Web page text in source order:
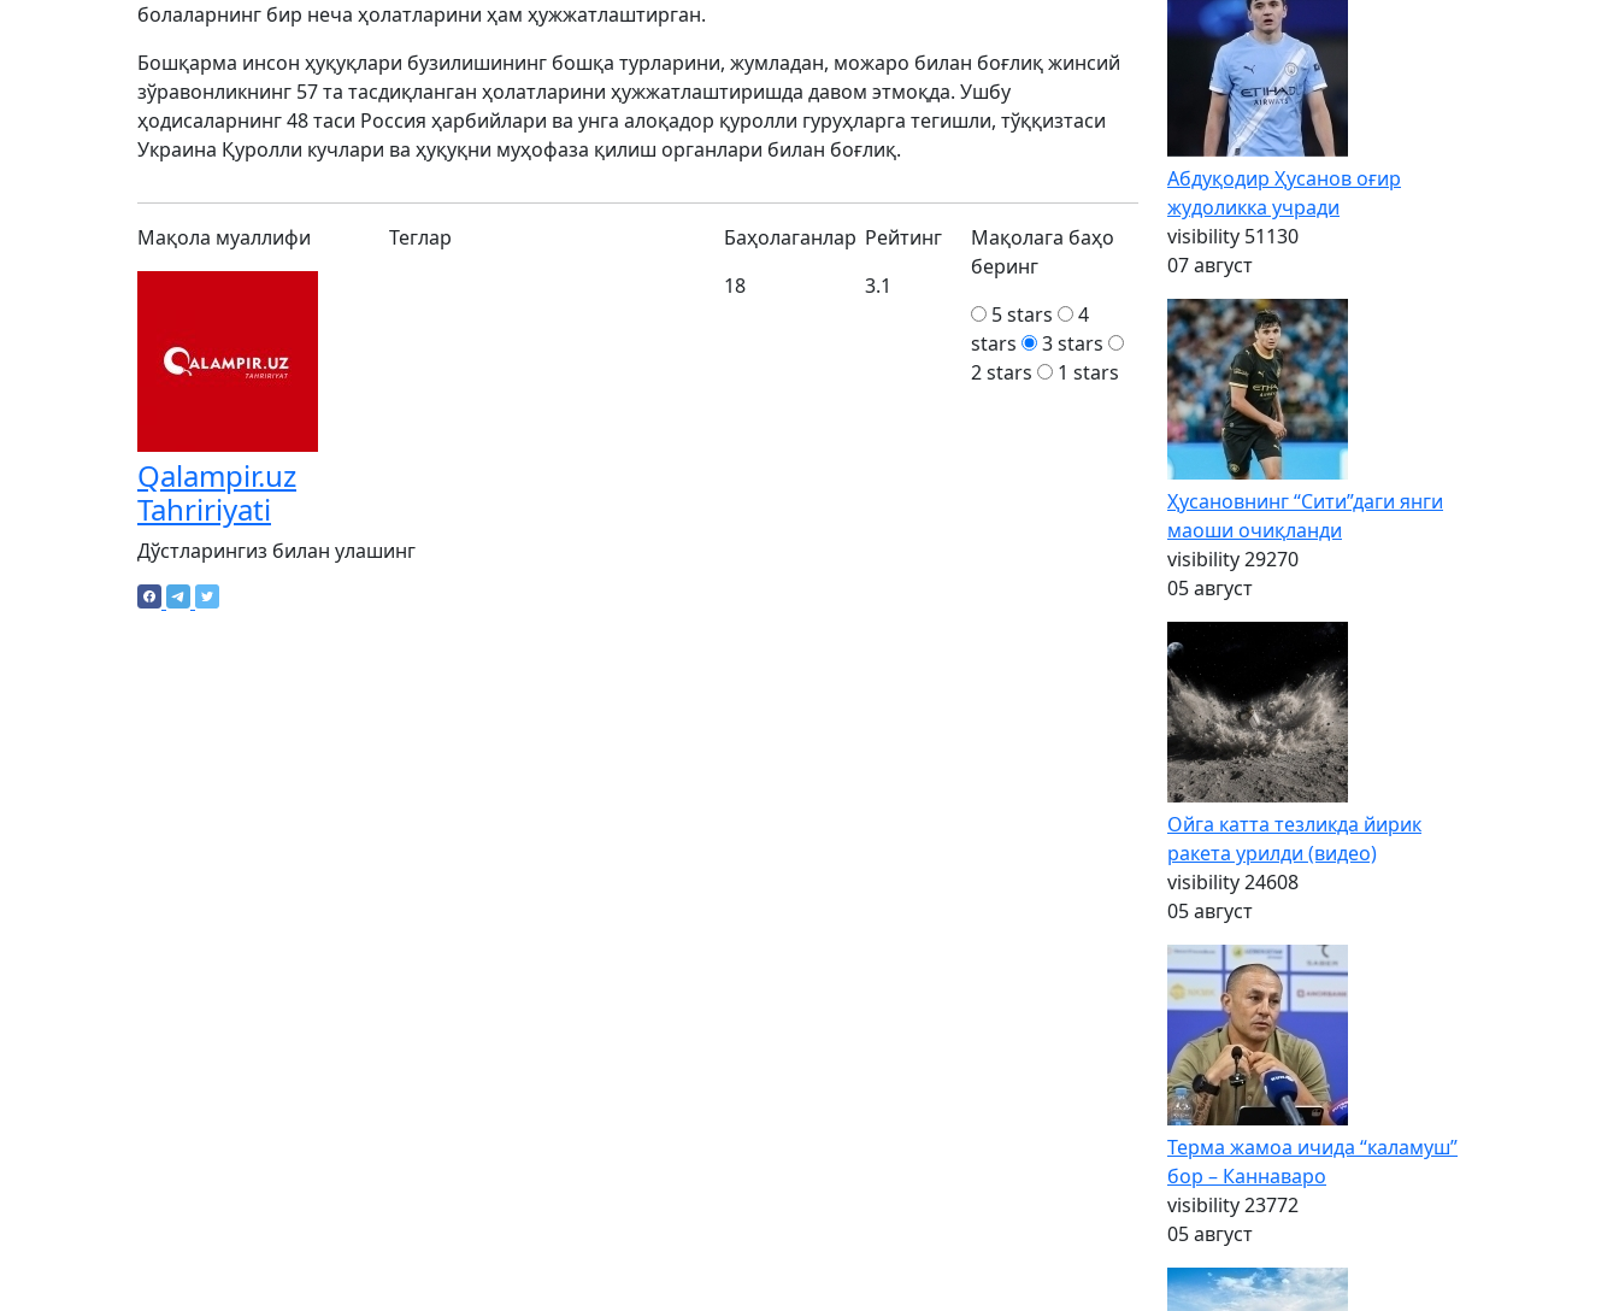
болаларнинг бир неча ҳолатларини ҳам ҳужжатлаштирган.
Бошқарма инсон ҳуқуқлари бузилишининг бошқа турларини, жумладан, можаро билан боғлиқ жинсий
зўравонликнинг 57 та тасдиқланган ҳолатларини ҳужжатлаштиришда давом этмоқда. Ушбу
ҳодисаларнинг 48 таси Россия ҳарбийлари ва унга алоқадор қуролли гуруҳларга тегишли, тўққизтаси
Украина Қуролли кучлари ва ҳуқуқни муҳофаза қилиш органлари билан боғлиқ.
Мақола муаллифи
Qalampir.uz
Tahririyati
Теглар
Баҳолаганлар
18
Рейтинг
3.1
Мақолага баҳо
беринг
5 stars
4
stars
3 stars
2 stars
1 stars
Дўстларингиз билан улашинг
Абдуқодир Ҳусанов оғир
жудоликка учради
visibility 51130
07 август
Ҳусановнинг “Сити”даги янги
маоши очиқланди
visibility29270
05 август
Ойга катта тезликда йирик
ракета урилди (видео)
visibility24608
05 август
Терма жамоа ичида “каламуш”
бор – Каннаваро
visibility23772
05 август